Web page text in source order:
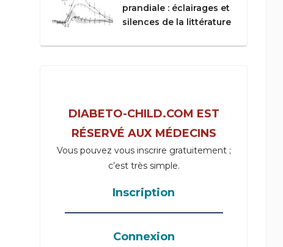
prandiale : éclairages et
silences de la littérature
DIABETO-CHILD.COM EST
RÉSERVÉ AUX MÉDECINS
Vous pouvez vous inscrire gratuitement ;
c’est très simple.
Inscription
_____________________________________
Connexion